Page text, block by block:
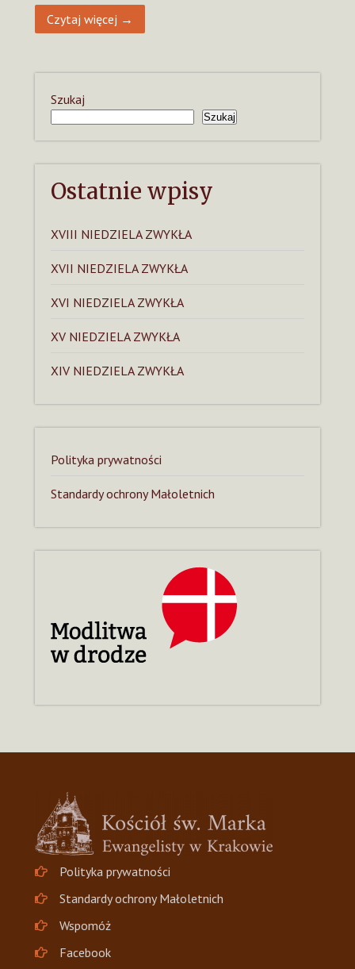
Czytaj więcej →
Szukaj
Szukaj
Ostatnie wpisy
XVIII NIEDZIELA ZWYKŁA
XVII NIEDZIELA ZWYKŁA
XVI NIEDZIELA ZWYKŁA
XV NIEDZIELA ZWYKŁA
XIV NIEDZIELA ZWYKŁA
Polityka prywatności
Standardy ochrony Małoletnich
Polityka prywatności
Standardy ochrony Małoletnich
Wspomóż
Facebook